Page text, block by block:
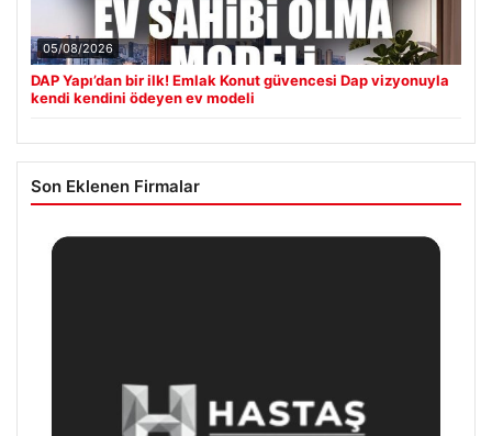
05/08/2026
DAP Yapı’dan bir ilk! Emlak Konut güvencesi Dap vizyonuyla
kendi kendini ödeyen ev modeli
Son Eklenen Firmalar